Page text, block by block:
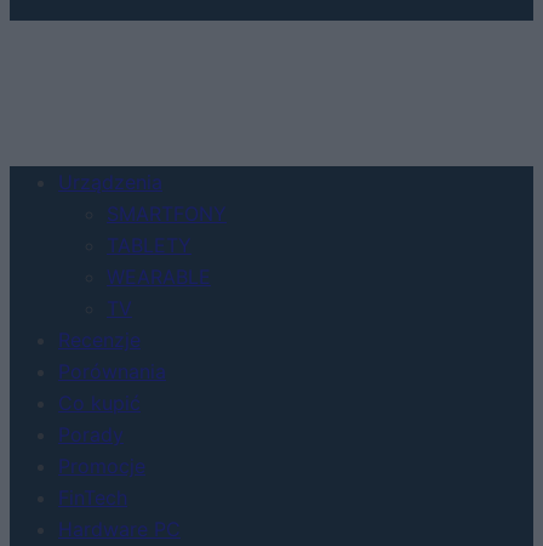
Urządzenia
SMARTFONY
TABLETY
WEARABLE
TV
Recenzje
Porównania
Co kupić
Porady
Promocje
FinTech
Hardware PC